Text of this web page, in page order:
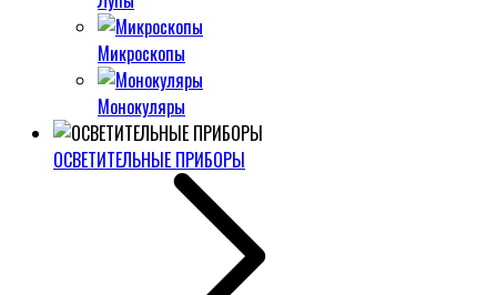
Микроскопы
Монокуляры
ОСВЕТИТЕЛЬНЫЕ ПРИБОРЫ